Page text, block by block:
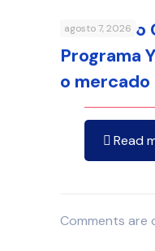
agosto 7, 2026
Sumitomo
Programa
o mercado
Read
Comments are